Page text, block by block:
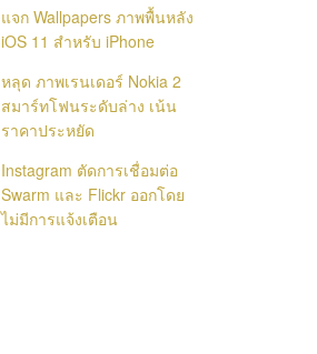
แจก Wallpapers ภาพพื้นหลัง
iOS 11 สำหรับ iPhone
หลุด ภาพเรนเดอร์ Nokia 2
สมาร์ทโฟนระดับล่าง เน้น
ราคาประหยัด
Instagram ตัดการเชื่อมต่อ
Swarm และ Flickr ออกโดย
ไม่มีการแจ้งเตือน